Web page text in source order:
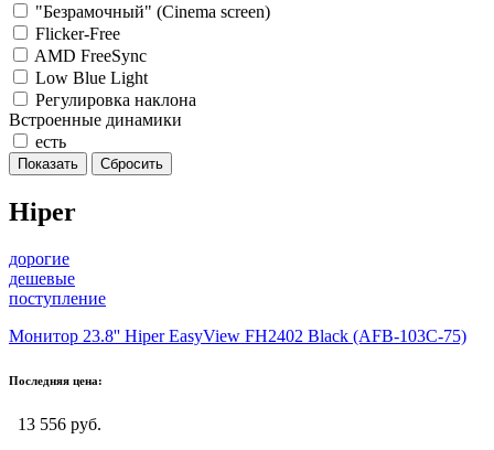
"Безрамочный" (Сinema screen)
Flicker-Free
AMD FreeSync
Low Blue Light
Регулировка наклона
Встроенные динамики
есть
Hiper
дорогие
дешевые
поступление
Монитор 23.8'' Hiper EasyView FH2402 Black (AFB-103C-75)
Последняя цена:
13 556 руб.